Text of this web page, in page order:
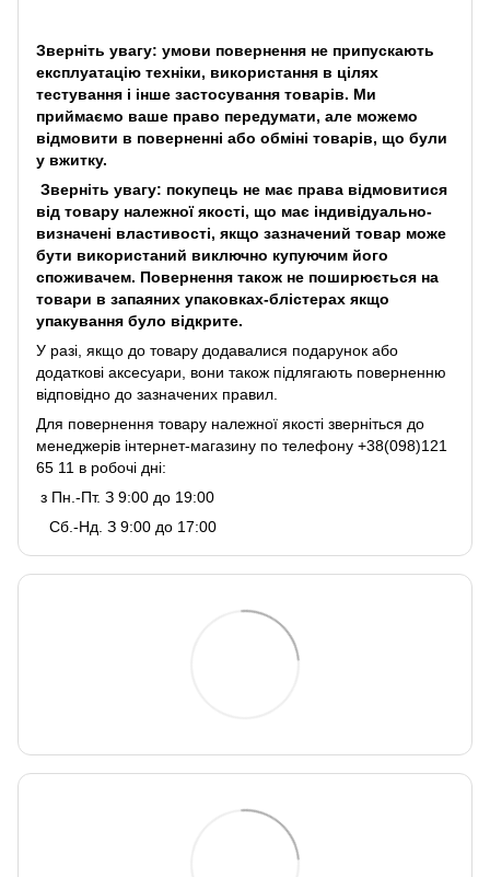
Зверніть увагу: умови повернення не припускають
експлуатацію техніки, використання в цілях
тестування і інше застосування товарів. Ми
приймаємо ваше право передумати, але можемо
відмовити в поверненні або обміні товарів, що були
у вжитку.
Зверніть увагу: покупець не має права відмовитися
від товару належної якості, що має індивідуально-
визначені властивості, якщо зазначений товар може
бути використаний виключно купуючим його
споживачем. Повернення також не поширюється на
товари в запаяних упаковках-блістерах якщо
упакування було відкрите.
У разі, якщо до товару додавалися подарунок або
додаткові аксесуари, вони також підлягають поверненню
відповідно до зазначених правил.
Для повернення товару належної якості зверніться до
менеджерів інтернет-магазину по телефону +38(098)121
65 11 в робочі дні:
з Пн.-Пт. З 9:00 до 19:00
Сб.-Нд. З 9:00 до 17:00